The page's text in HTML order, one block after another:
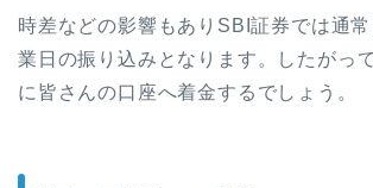
時差などの影響もありSBI証券では通
業日の振り込みとなります。したがっ
に皆さんの口座へ着金するでしょう。